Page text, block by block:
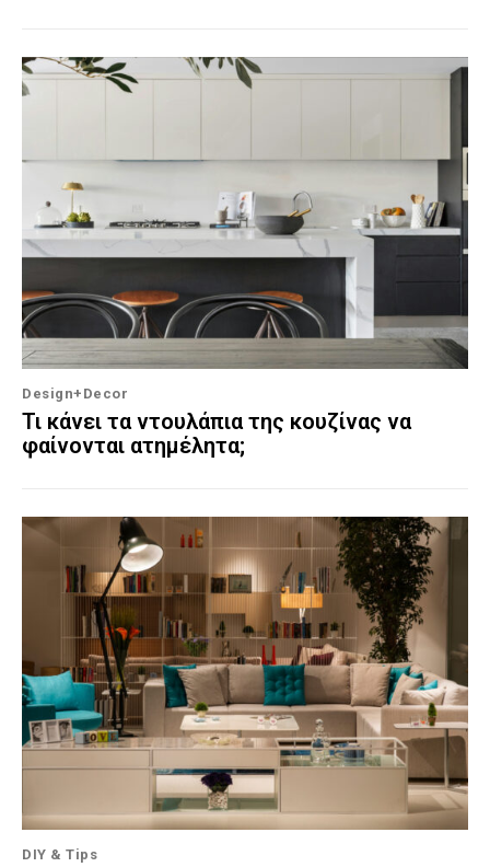
Design+Decor
Τι κάνει τα ντουλάπια της κουζίνας να
φαίνονται ατημέλητα;
DIY & Tips